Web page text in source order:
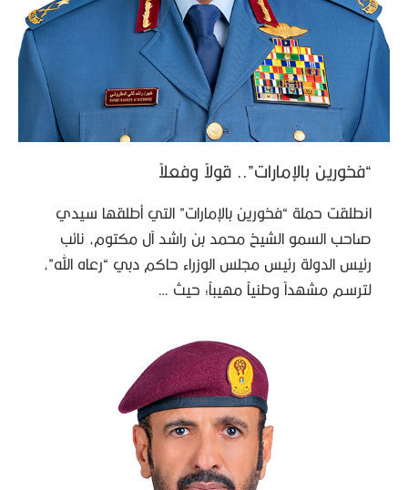
“فخورين بالإمارات”.. قولاً وفعلاً
انطلقت حملة “فخورين بالإمارات” التي أطلقها سيدي
صاحب السمو الشيخ محمد بن راشد آل مكتوم، نائب
رئيس الدولة رئيس مجلس الوزراء حاكم دبي “رعاه الله”،
لترسم مشهداً وطنياً مهيباً؛ حيث …